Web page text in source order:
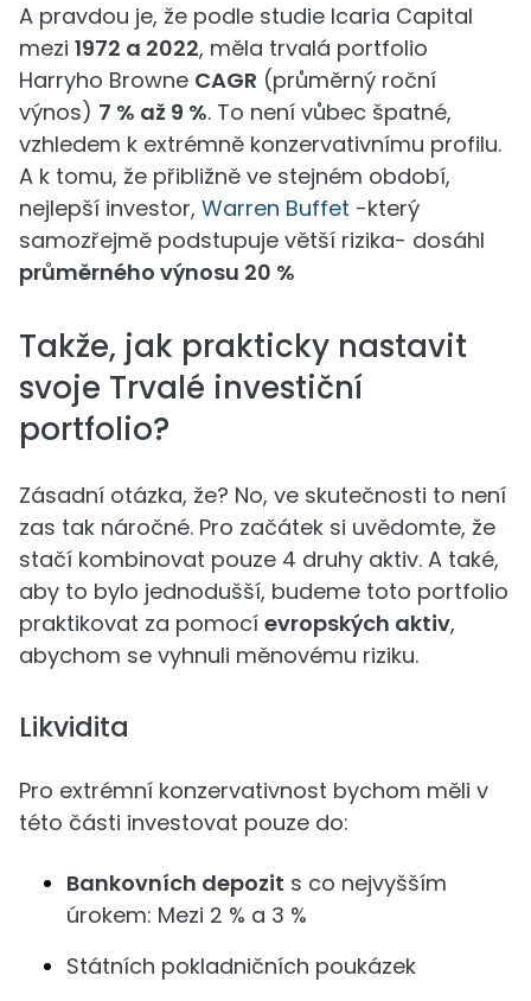
A pravdou je, že podle studie Icaria Capital
mezi 1972 a 2022, měla trvalá portfolio
Harryho Browne CAGR (průměrný roční
výnos) 7 % až 9 %. To není vůbec špatné,
vzhledem k extrémně konzervativnímu profilu.
A k tomu, že přibližně ve stejném období,
nejlepší investor, Warren Buffet -který
samozřejmě podstupuje větší rizika- dosáhl
průměrného výnosu 20 %
Takže, jak prakticky nastavit
svoje Trvalé investiční
portfolio?
Zásadní otázka, že? No, ve skutečnosti to není
zas tak náročné. Pro začátek si uvědomte, že
stačí kombinovat pouze 4 druhy aktiv. A také,
aby to bylo jednodušší, budeme toto portfolio
praktikovat za pomocí evropských aktiv,
abychom se vyhnuli měnovému riziku.
Likvidita
Pro extrémní konzervativnost bychom měli v
této části investovat pouze do:
Bankovních depozit s co nejvyšším
úrokem: Mezi 2 % a 3 %
Státních pokladničních poukázek